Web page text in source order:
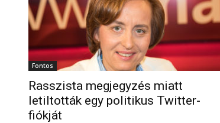
Fontos
Rasszista megjegyzés miatt
letiltották egy politikus Twitter-
fiókját